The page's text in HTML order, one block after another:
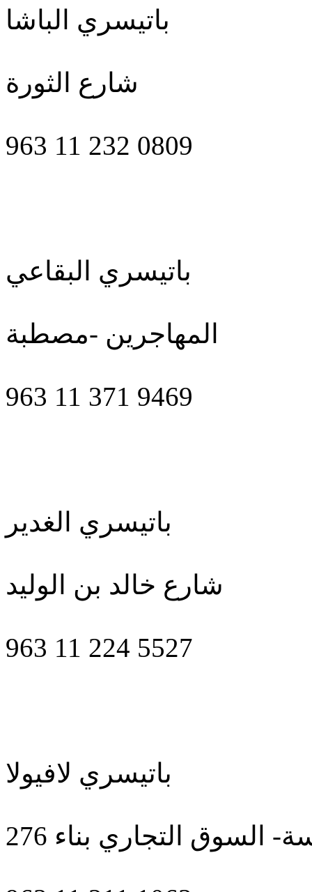
باتيسري الباشا
شارع الثورة
963 11 232 0809
باتيسري البقاعي
المهاجرين -مصطبة
963 11 371 9469
باتيسري الغدير
شارع خالد بن الوليد
963 11 224 5527
باتيسري لافيولا
السوق التجاري بناء 276